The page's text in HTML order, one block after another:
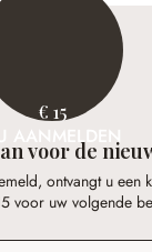
€ 15
AANMELDEN
voor de
ontvangt u een
voor uw volgende